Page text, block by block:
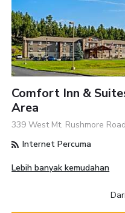
Comfort Inn &
Area
339 West Mt. Rushmore
Internet Percuma
Lebih banyak kemudahan
Dari